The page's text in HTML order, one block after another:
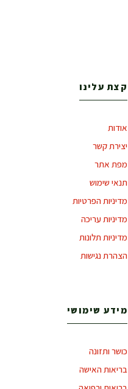
קצת עלינו
אודות
יצירת קשר
מפת אתר
תנאי שימוש
מדיניות הפרטיות
מדיניות עריכה
מדיניות תלונות
הצהרת נגישות
מידע שימושי
כושר ותזונה
בריאות האישה